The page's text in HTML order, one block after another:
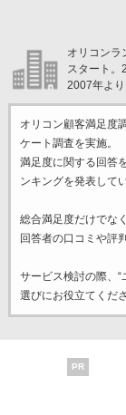
オリコンラ
スタート。
2007年より
オリコン顧客満足度
ケート調査を実施。
満足度に関する回答
ンキングを発表して
総合満足度だけでな
回答者の口コミや評
サービス検討の際、“
選びにお役立てくださ
PR